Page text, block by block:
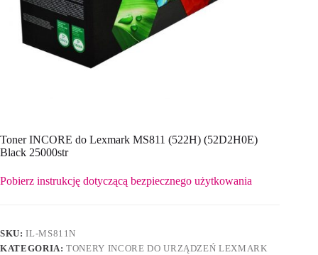
Toner INCORE do Lexmark MS811 (522H) (52D2H0E)
Black 25000str
Pobierz instrukcję dotyczącą bezpiecznego użytkowania
SKU:IL-MS811N
KATEGORIA:TONERY INCORE DO URZĄDZEŃ LEXMARK